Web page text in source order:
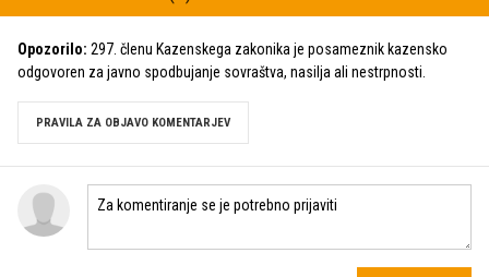
Opozorilo: 297. členu Kazenskega zakonika je posameznik kazensko
odgovoren za javno spodbujanje sovraštva, nasilja ali nestrpnosti.
PRAVILA ZA OBJAVO KOMENTARJEV